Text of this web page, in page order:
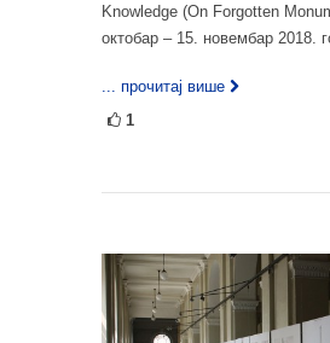
Knowledge (On Forgotten
октобар – 15. новембар 2018.
... прочитај више
1